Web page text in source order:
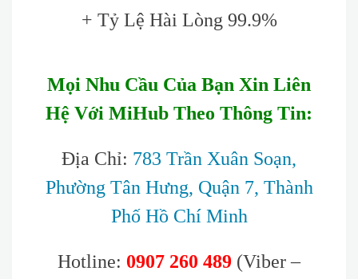
+ Tỷ Lệ Hài Lòng 99.9%
Mọi Nhu Cầu Của Bạn Xin Liên
Hệ Với MiHub Theo Thông Tin:
Địa Chỉ: 783 Trần Xuân Soạn,
Phường Tân Hưng, Quận 7, Thành
Phố Hồ Chí Minh
Hotline: 0907 260 489 (Viber –